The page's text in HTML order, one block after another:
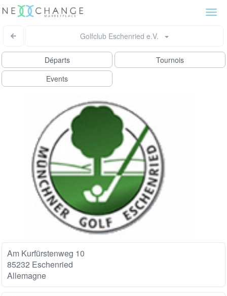
Golfclub Eschenried e.V.
Départs
Tournois
Events
Am Kurfürstenweg 10
85232 Eschenried
Allemagne